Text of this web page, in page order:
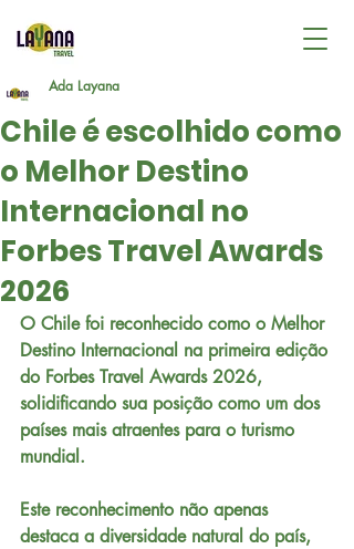
Chile é escolhido como
o Melhor Destino
Internacional no
Forbes Travel Awards
2026
Ada Layana
O Chile foi reconhecido como o Melhor
Destino Internacional na primeira edição
do Forbes Travel Awards 2026,
solidificando sua posição como um dos
países mais atraentes para o turismo
mundial.
Este reconhecimento não apenas
destaca a diversidade natural do país,